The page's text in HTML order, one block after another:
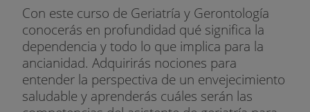
Con este curso de Geriatría y Gerontología
conocerás en profundidad qué significa la
dependencia y todo lo que implica para la
ancianidad. Adquirirás nociones para
entender la perspectiva de un envejecimiento
saludable y aprenderás cuáles serán las